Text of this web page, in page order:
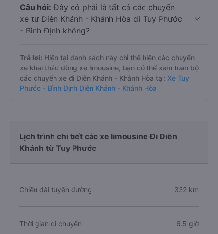
Câu hỏi: Đây có phải là tất cả các chuyến
xe từ Diên Khánh - Khánh Hòa đi Tuy Phước
- Bình Định không?
Trả lời: Hiện tại danh sách này chỉ thể hiện các chuyến
xe khai thác dòng xe limousine, bạn có thể xem toàn bộ
các chuyến xe đi Diên Khánh - Khánh Hòa tại: Xe Tuy
Phước - Bình Định Diên Khánh - Khánh Hòa
Lịch trình chi tiết các xe limousine Đi Diên
Khánh từ Tuy Phước
Chiều dài tuyến đường 332 km
Thời gian di chuyển 6.5 giờ